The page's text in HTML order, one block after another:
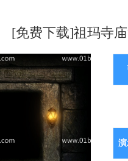
[免费下载]祖玛寺